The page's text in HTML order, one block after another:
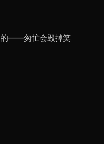
的——匆忙会毁掉笑